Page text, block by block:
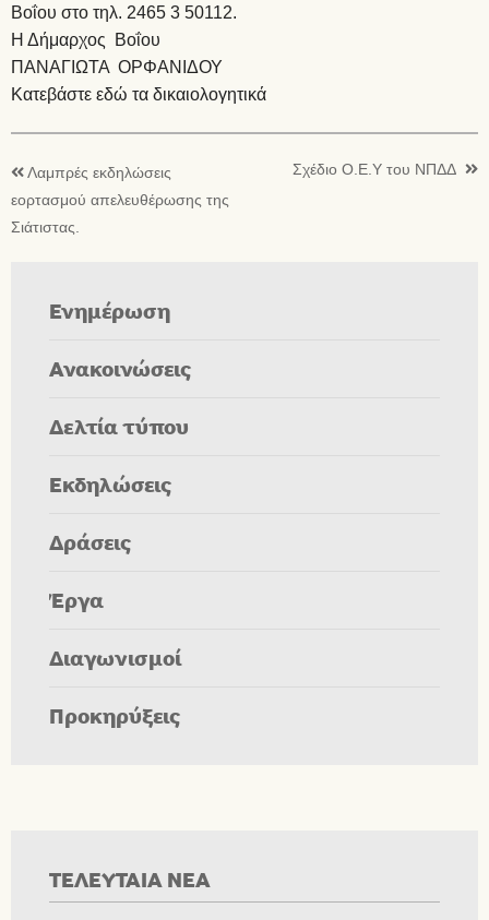
Βοΐου στο τηλ. 2465 3 50112.
Η Δήμαρχος Βοΐου
ΠΑΝΑΓΙΩΤΑ ΟΡΦΑΝΙΔΟΥ
Κατεβάστε εδώ τα δικαιολογητικά
Λαμπρές εκδηλώσεις
εορτασμού απελευθέρωσης της
Σιάτιστας.
Σχέδιο Ο.Ε.Υ του ΝΠΔΔ
Ενημέρωση
Ανακοινώσεις
Δελτία τύπου
Εκδηλώσεις
Δράσεις
Έργα
Διαγωνισμοί
Προκηρύξεις
ΤΕΛΕΥΤΑΙΑ ΝΕΑ